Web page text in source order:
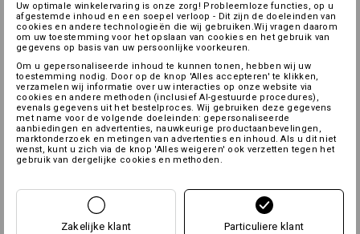
Uw optimale winkelervaring is onze zorg! Probleemloze functies, op u
afgestemde inhoud en een soepel verloop - Dit zijn de doeleinden van
cookies en andere technologieën die wij gebruiken.Wij vragen daarom
om uw toestemming voor het opslaan van cookies en het gebruik van
gegevens op basis van uw persoonlijke voorkeuren.
Om u gepersonaliseerde inhoud te kunnen tonen, hebben wij uw
toestemming nodig. Door op de knop 'Alles accepteren' te klikken,
verzamelen wij informatie over uw interacties op onze website via
cookies en andere methoden (inclusief AI-gestuurde procedures),
evenals gegevens uit het bestelproces. Wij gebruiken deze gegevens
met name voor de volgende doeleinden: gepersonaliseerde
aanbiedingen en advertenties, nauwkeurige productaanbevelingen,
marktonderzoek en metingen van advertenties en inhoud. Als u dit niet
wenst, kunt u zich via de knop 'Alles weigeren' ook verzetten tegen het
gebruik van dergelijke cookies en methoden.
Zakelijke klant Particuliere klant